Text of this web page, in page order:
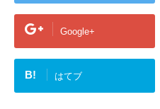
Google+
B! はてブ